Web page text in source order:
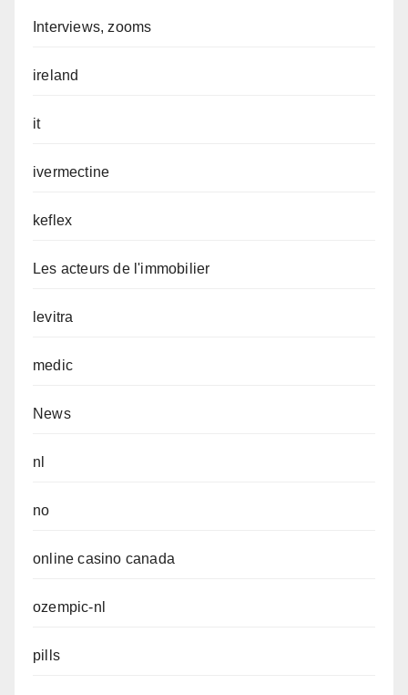
Interviews, zooms
ireland
it
ivermectine
keflex
Les acteurs de l'immobilier
levitra
medic
News
nl
no
online casino canada
ozempic-nl
pills